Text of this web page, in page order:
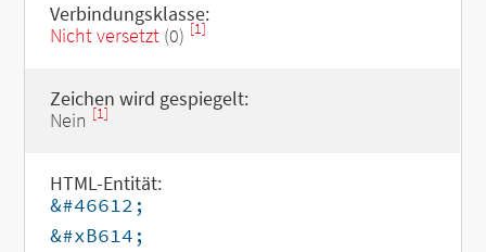
Verbindungsklasse:
Nicht versetzt(0) [1]
Zeichen wird gespiegelt:
Nein [1]
HTML-Entität:
&#46612;
&#xB614;